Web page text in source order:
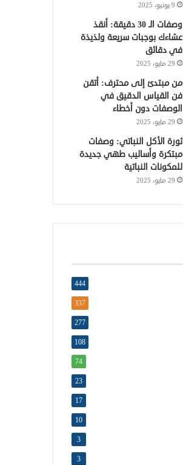
9 يونيو، 2025
وصفات الـ 30 دقيقة: أنقذ
عشاءك بوجبات سريعة ولذيذة
في دقائق
29 مايو، 2025
من مبتدئ إلى محترف: أتقن
فن القياس الدقيق في
الوصفات دون أخطاء
29 مايو، 2025
ثورة الأكل النباتي: وصفات
مبتكرة وأساليب طهي جديدة
للمكونات النباتية
29 مايو، 2025
444
337
277
108
74
23
17
10
3
3